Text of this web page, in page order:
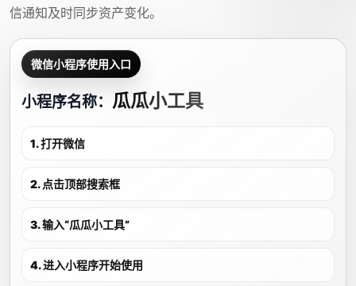
信通知及时同步资产变化。
微信小程序使用入口
小程序名称： 瓜瓜小工具
1. 打开微信
2. 点击顶部搜索框
3. 输入“瓜瓜小工具”
4. 进入小程序开始使用